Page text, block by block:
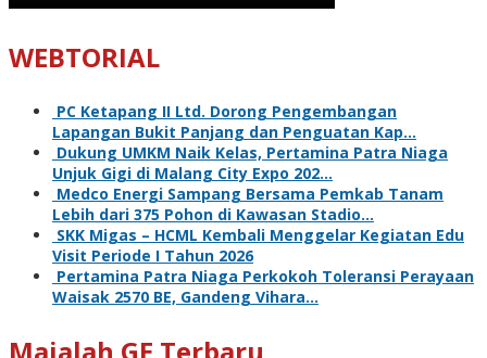
WEBTORIAL
PC Ketapang II Ltd. Dorong Pengembangan
Lapangan Bukit Panjang dan Penguatan Kap…
Dukung UMKM Naik Kelas, Pertamina Patra Niaga
Unjuk Gigi di Malang City Expo 202…
Medco Energi Sampang Bersama Pemkab Tanam
Lebih dari 375 Pohon di Kawasan Stadio…
SKK Migas – HCML Kembali Menggelar Kegiatan Edu
Visit Periode I Tahun 2026
Pertamina Patra Niaga Perkokoh Toleransi Perayaan
Waisak 2570 BE, Gandeng Vihara…
Majalah GE Terbaru